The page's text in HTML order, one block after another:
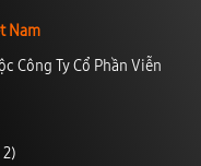
Nam
Công Ty Cổ Phần Viễn